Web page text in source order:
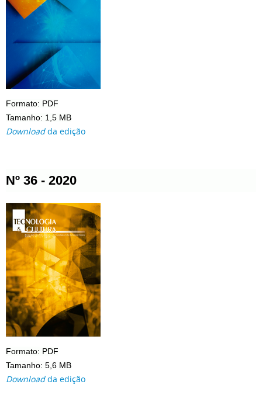
Formato: PDF
Tamanho: 1,5 MB
Downloadda edição
Nº 36 - 2020
Formato: PDF
Tamanho: 5,6 MB
Downloadda edição